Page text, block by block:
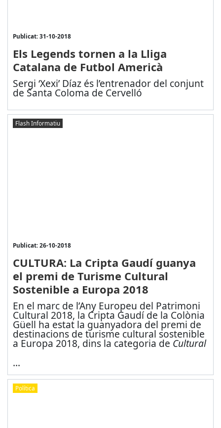
Publicat: 31-10-2018
Els Legends tornen a la Lliga
Catalana de Futbol Americà
Sergi ‘Xexi’ Díaz és l’entrenador del conjunt
de Santa Coloma de Cervelló
Flash Informatiu
Publicat: 26-10-2018
CULTURA: La Cripta Gaudí guanya
el premi de Turisme Cultural
Sostenible a Europa 2018
En el marc de l’Any Europeu del Patrimoni
Cultural 2018, la Cripta Gaudí de la Colònia
Güell ha estat la guanyadora del premi de
destinacions de turisme cultural sostenible
a Europa 2018, dins la categoria de Cultural
...
Política